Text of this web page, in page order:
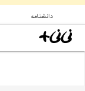
دانشنامه